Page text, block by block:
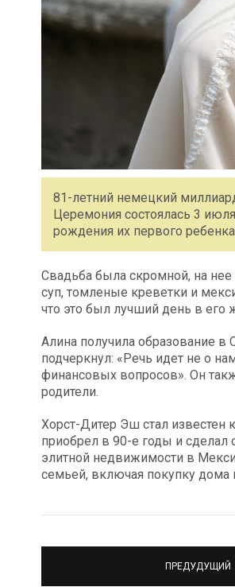
81-летний немецкий
Церемония состоялась 3
рождения их первого
Свадьба была скромной, на
суп, томленые креветки и
что это был лучший день в его
Алина получила образование
подчеркнул: «Речь идет не о
финансовых вопросов». Он
родители.
Хорст-Дитер Эш стал известен
приобрел в 90-е годы и
элитной недвижимости в
семьей, включая покупку
ПРЕДУДУЩИЙ